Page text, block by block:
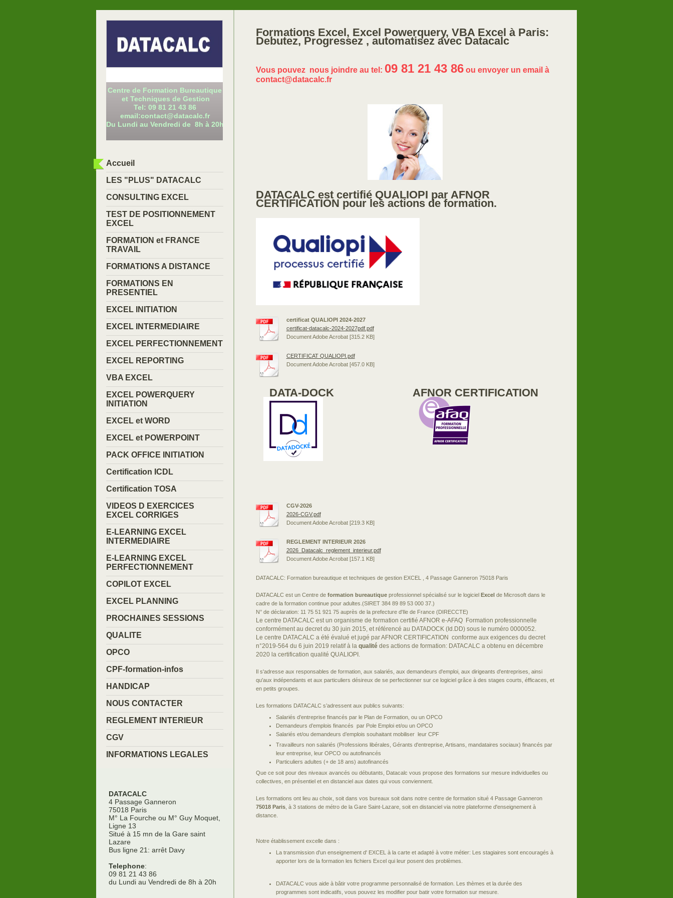
Centre de Formation Bureautique
et Techniques de Gestion
Tel: 09 81 21 43 86
email:contact@datacalc.fr
Du Lundi au Vendredi de 8h à 20h
Accueil
LES "PLUS" DATACALC
CONSULTING EXCEL
TEST DE POSITIONNEMENT
EXCEL
FORMATION et FRANCE
TRAVAIL
FORMATIONS A DISTANCE
FORMATIONS EN
PRESENTIEL
EXCEL INITIATION
EXCEL INTERMEDIAIRE
EXCEL PERFECTIONNEMENT
EXCEL REPORTING
VBA EXCEL
EXCEL POWERQUERY
INITIATION
EXCEL et WORD
EXCEL et POWERPOINT
PACK OFFICE INITIATION
Certification ICDL
Certification TOSA
VIDEOS D EXERCICES
EXCEL CORRIGES
E-LEARNING EXCEL
INTERMEDIAIRE
E-LEARNING EXCEL
PERFECTIONNEMENT
COPILOT EXCEL
EXCEL PLANNING
PROCHAINES SESSIONS
QUALITE
OPCO
CPF-formation-infos
HANDICAP
NOUS CONTACTER
REGLEMENT INTERIEUR
CGV
INFORMATIONS LEGALES
DATACALC
4 Passage Ganneron
75018 Paris
M° La Fourche ou M° Guy Moquet,
Ligne 13
Situé à 15 mn de la Gare saint
Lazare
Bus ligne 21: arrêt Davy
Telephone:
09 81 21 43 86
du Lundi au Vendredi de 8h à 20h
Formations Excel, Excel Powerquery, VBA Excel à Paris:
Debutez, Progressez , automatisez avec Datacalc
Vous pouvez nous joindre au tel: 09 81 21 43 86 ou envoyer un email à
contact@datacalc.fr
DATACALC est certifié QUALIOPI par AFNOR
CERTIFICATION pour les actions de formation.
certificat QUALIOPI 2024-2027
certificat-datacalc-2024-2027pdf.pdf
Document Adobe Acrobat [315.2 KB]
CERTIFICAT QUALIOPI.pdf
Document Adobe Acrobat [457.0 KB]
DATA-DOCK AFNOR CERTIFICATION
CGV-2026
2026-CGV.pdf
Document Adobe Acrobat [219.3 KB]
REGLEMENT INTERIEUR 2026
2026_Datacalc_reglement_interieur.pdf
Document Adobe Acrobat [157.1 KB]
DATACALC: Formation bureautique et techniques de gestion EXCEL , 4 Passage Ganneron 75018 Paris
DATACALC est un Centre de formation bureautiqueprofessionnel spécialisé sur le logiciel Excelde Microsoft dans le
cadre de la formation continue pour adultes.(SIRET 384 89 89 53 000 37.)
N° de déclaration: 11 75 51 921 75 auprès de la prefecture d'Ile de France (DIRECCTE)
Le centre DATACALC est un organisme de formation certifié AFNOR e-AFAQ Formation professionnelle
conformément au decret du 30 juin 2015, et référencé au DATADOCK (Id.DD) sous le numéro 0000052.
Le centre DATACALC a été évalué et jugé par AFNOR CERTIFICATION conforme aux exigences du decret
n°2019-564 du 6 juin 2019 relatif à la qualitédes actions de formation: DATACALC a obtenu en décembre
2020 la certification qualité QUALIOPI.
Il s'adresse aux responsables de formation, aux salariés, aux demandeurs d'emploi, aux dirigeants d'entreprises, ainsi
qu'aux indépendants et aux particuliers désireux de se perfectionner sur ce logiciel grâce à des stages courts, éfficaces, et
en petits groupes.
Les formations DATACALC s’adressent aux publics suivants:
Salariés d’entreprise financés par le Plan de Formation, ou un OPCO
Demandeurs d’emplois financés par Pole Emploi et/ou un OPCO
Salariés et/ou demandeurs d’emplois souhaitant mobiliser leur CPF
Travailleurs non salariés (Professions libérales, Gérants d'entreprise, Artisans, mandataires sociaux) financés par
leur entreprise, leur OPCO ou autofinancés
Particuliers adultes (+ de 18 ans) autofinancés
Que ce soit pour des niveaux avancés ou débutants, Datacalc vous propose des formations sur mesure individuelles ou
collectives, en présentiel et en distanciel aux dates qui vous conviennent.
Les formations ont lieu au choix, soit dans vos bureaux soit dans notre centre de formation situé 4 Passage Ganneron
75018 Paris, à 3 stations de métro de la Gare Saint-Lazare, soit en distanciel via notre plateforme d'enseignement à
distance.
Notre établissement excelle dans :
La transmission d'un enseignement d' EXCEL à la carte et adapté à votre métier: Les stagiaires sont encouragés à
apporter lors de la formation les fichiers Excel qui leur posent des problèmes.
DATACALC vous aide à bâtir votre programme personnalisé de formation. Les thèmes et la durée des
programmes sont indicatifs, vous pouvez les modifier pour batir votre formation sur mesure.